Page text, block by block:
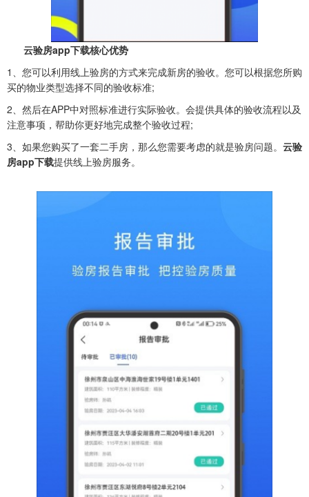
云验房app下载核心优势
1、您可以利用线上验房的方式来完成新房的验收。您可以根据您所购
买的物业类型选择不同的验收标准;
2、然后在APP中对照标准进行实际验收。会提供具体的验收流程以及
注意事项，帮助你更好地完成整个验收过程;
3、如果您购买了一套二手房，那么您需要考虑的就是验房问题。 云验
房app下载提供线上验房服务。